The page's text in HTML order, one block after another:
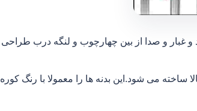
و غبار و صدا از بین چهارچوب و لنگه درب طراحی
۲ میلی با استحکام بسیار بالا ساخته می شود.این بدنه ها را معمولا با رنگ کوره